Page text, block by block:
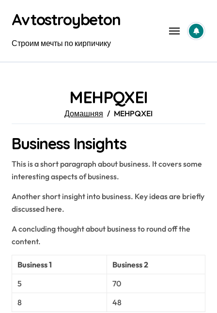
содержанию
Avtostroybeton
Строим мечты по кирпичику
MEHPQXEI
Домашняя MEHPQXEI
Business Insights
This is a short paragraph about business. It covers some
interesting aspects of business.
Another short insight into business. Key ideas are briefly
discussed here.
A concluding thought about business to round off the
content.
Business 1
Business 2
5
70
8
48